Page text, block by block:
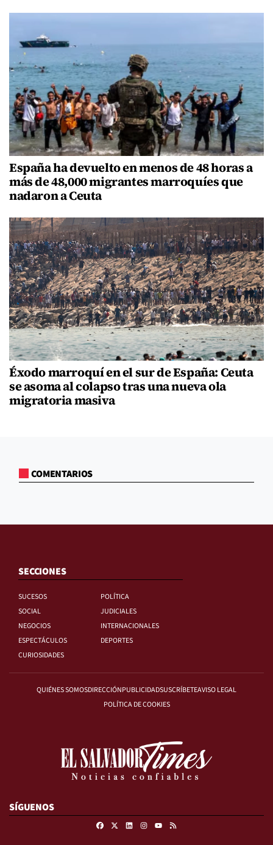
España ha devuelto en menos de 48 horas a
más de 48,000 migrantes marroquíes que
nadaron a Ceuta
Éxodo marroquí en el sur de España: Ceuta
se asoma al colapso tras una nueva ola
migratoria masiva
COMENTARIOS
SECCIONES
SUCESOS
POLÍTICA
SOCIAL
JUDICIALES
NEGOCIOS
INTERNACIONALES
ESPECTÁCULOS
DEPORTES
CURIOSIDADES
QUIÉNES SOMOSDIRECCIÓNPUBLICIDADSUSCRÍBETEAVISO LEGAL
POLÍTICA DE COOKIES
SÍGUENOS
FacebookLinkedinInstagramRSS